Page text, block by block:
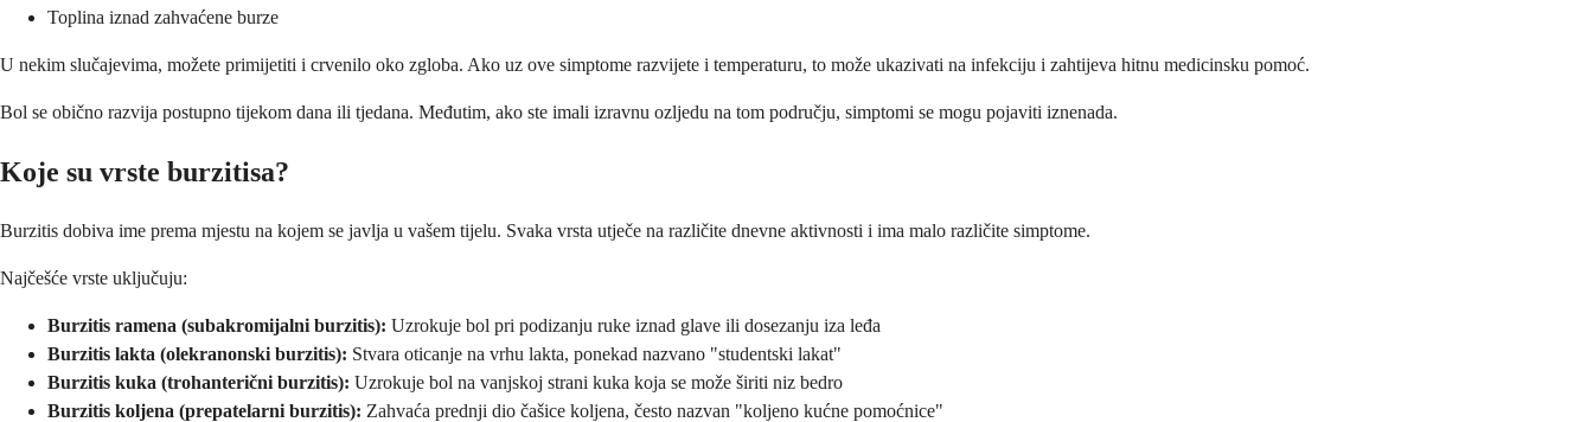
Toplina iznad zahvaćene burze
U nekim slučajevima, možete primijetiti i crvenilo oko zgloba. Ako uz ove simptome razvijete i temperaturu, to može ukazivati na infekciju i zahtijeva hitnu medicinsku pomoć.
Bol se obično razvija postupno tijekom dana ili tjedana. Međutim, ako ste imali izravnu ozljedu na tom području, simptomi se mogu pojaviti iznenada.
Koje su vrste burzitisa?
Burzitis dobiva ime prema mjestu na kojem se javlja u vašem tijelu. Svaka vrsta utječe na različite dnevne aktivnosti i ima malo različite simptome.
Najčešće vrste uključuju:
Burzitis ramena (subakromijalni burzitis): Uzrokuje bol pri podizanju ruke iznad glave ili dosezanju iza leđa
Burzitis lakta (olekranonski burzitis): Stvara oticanje na vrhu lakta, ponekad nazvano "studentski lakat"
Burzitis kuka (trohanterični burzitis): Uzrokuje bol na vanjskoj strani kuka koja se može širiti niz bedro
Burzitis koljena (prepatelarni burzitis): Zahvaća prednji dio čašice koljena, često nazvan "koljeno kućne pomoćnice"